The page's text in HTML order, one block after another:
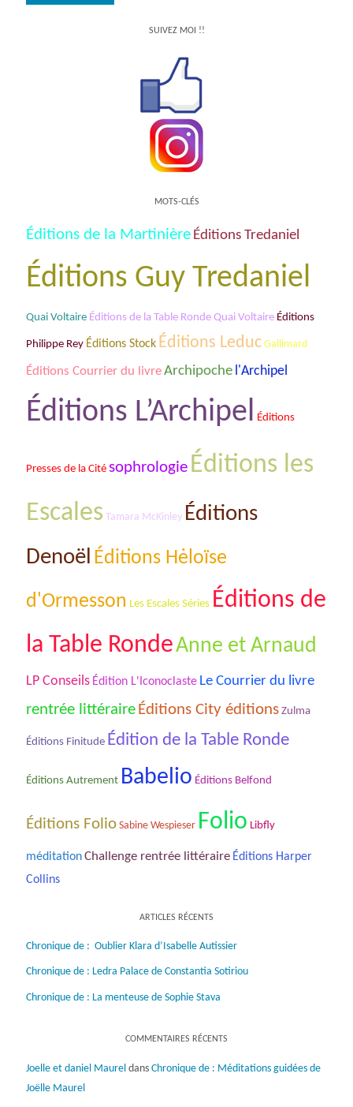
SUIVEZ MOI !!
MOTS-CLÉS
Éditions de la Martinière Éditions Tredaniel
Éditions Guy Tredaniel
Quai Voltaire Éditions de la Table Ronde Quai Voltaire Éditions
Philippe Rey Éditions Stock Éditions Leduc Gallimard
Éditions Courrier du livreArchipoche l'Archipel
Éditions L’Archipel Éditions
Presses de la Cité sophrologie Éditions les
Escales Tamara McKinley Éditions
Denoël Éditions Hėloïse
d'Ormesson Les Escales Séries Éditions de
la Table RondeAnne et Arnaud
LP Conseils Édition L'Iconoclaste Le Courrier du livre
rentrée littéraire Éditions City éditions Zulma
Éditions Finitude Édition de la Table Ronde
Éditions Autrement Babelio Éditions Belfond
Éditions Folio Sabine Wespieser Folio Libfly
méditation Challenge rentrée littéraire Éditions Harper
Collins
ARTICLES RÉCENTS
Chronique de : Oublier Klara d’Isabelle Autissier
Chronique de : Ledra Palace de Constantia Sotiriou
Chronique de : La menteuse de Sophie Stava
COMMENTAIRES RÉCENTS
Joelle et daniel Maurel dans Chronique de : Méditations guidées de
Joëlle Maurel